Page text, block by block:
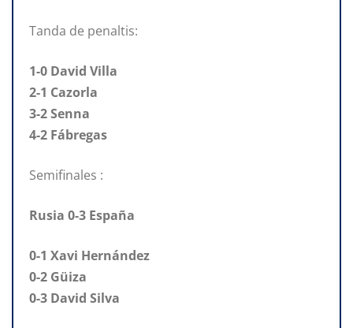
Tanda de penaltis:
1-0 David Villa
2-1 Cazorla
3-2 Senna
4-2 Fábregas
Semifinales :
Rusia 0-3 España
0-1 Xavi Hernández
0-2 Güiza
0-3 David Silva